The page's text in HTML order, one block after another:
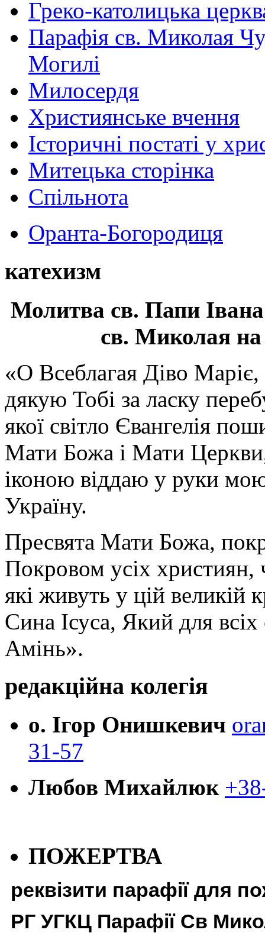
Греко-католицька
Парафія св. Миколая
Могилі
Милосердя
Християнське вчення
Історичні постаті у
Митецька сторінка
Спільнота
Оранта-Богородиця
катехизм
Молитва св. Папи
св. Миколая на
«О Всеблагая Діво
дякую Тобі за ласку
якої світло Євангелія
Мати Божа і Мати
іконою віддаю у руки
Україну.
Пресвята Мати Божа,
Покровом усіх християн,
які живуть у цій великій
Сина Ісуса, Який для
Амінь».
редакційна колегія
о. Ігор Онишкевич
31-57
Любов Михайлюк
ПОЖЕРТВА
реквізити парафії для
РГ УГКЦ Парафії Св